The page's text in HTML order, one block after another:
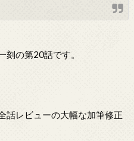
刻の第20話です。
話レビューの大幅な加筆修正